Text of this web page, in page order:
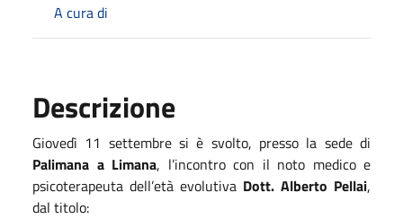
A cura di
Descrizione
Giovedì 11 settembre si è svolto, presso la sede di
Palimana a Limana, l’incontro con il noto medico e
psicoterapeuta dell’età evolutiva Dott. Alberto Pellai,
dal titolo: